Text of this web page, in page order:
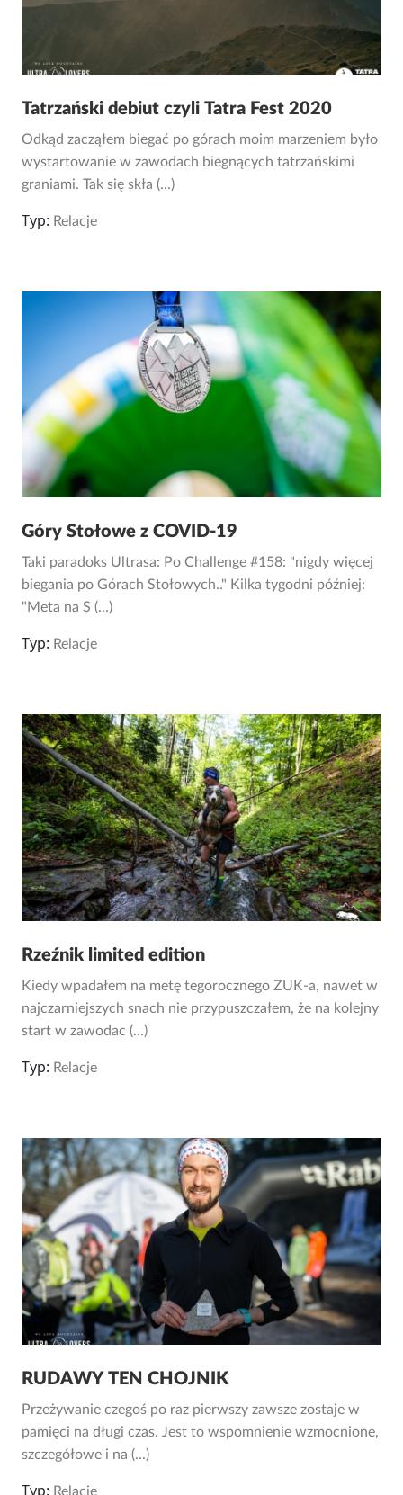
Tatrzański debiut czyli Tatra Fest 2020
Odkąd zacząłem biegać po górach moim marzeniem było
wystartowanie w zawodach biegnących tatrzańskimi
graniami. Tak się skła (...)
Typ: Relacje
Góry Stołowe z COVID-19
Taki paradoks Ultrasa: Po Challenge #158: "nigdy więcej
biegania po Górach Stołowych.." Kilka tygodni później:
"Meta na S (...)
Typ: Relacje
Rzeźnik limited edition
Kiedy wpadałem na metę tegorocznego ZUK-a, nawet w
najczarniejszych snach nie przypuszczałem, że na kolejny
start w zawodac (...)
Typ: Relacje
RUDAWY TEN CHOJNIK
Przeżywanie czegoś po raz pierwszy zawsze zostaje w
pamięci na długi czas. Jest to wspomnienie wzmocnione,
szczegółowe i na (...)
Typ: Relacje